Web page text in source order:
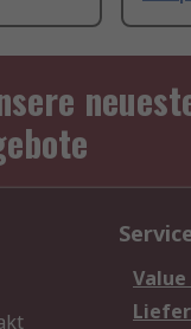
Value